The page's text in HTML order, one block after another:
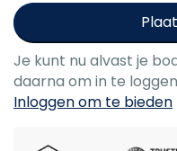
Je kunt nu alvast je
daarna om in te
Inloggen om te bieden